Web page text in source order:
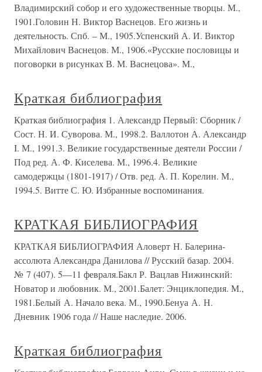
Владимирский собор и его художественные творцы. М.,
1901.Головин Н. Виктор Васнецов. Его жизнь и
деятельность. Спб. – М., 1905.Успенский А. И. Виктор
Михайлович Васнецов. М., 1906.«Русские пословицы и
поговорки в рисунках В. М. Васнецова». М.,
Краткая библиография
Краткая библиография 1. Александр Первый: Сборник /
Сост. Н. И. Суворова. М., 1998.2. Валлотон А. Александр
I. М., 1991.3. Великие государственные деятели России /
Под ред. А. Ф. Киселева. М., 1996.4. Великие
самодержцы (1801-1917) / Отв. ред. А. П. Корелин. М.,
1994.5. Витте С. Ю. Избранные воспоминания.
КРАТКАЯ БИБЛИОГРАФИЯ
КРАТКАЯ БИБЛИОГРАФИЯ Аловерт Н. Балерина-
ассолюта Александра Данилова // Русский базар. 2004.
№ 7 (407). 5—11 февраля.Бакл Р. Вацлав Нижинский:
Новатор и любовник. М., 2001.Балет: Энциклопедия. М.,
1981.Белый А. Начало века. М., 1990.Бенуа А. Н.
Дневник 1906 года // Наше наследие. 2006.
Краткая библиография